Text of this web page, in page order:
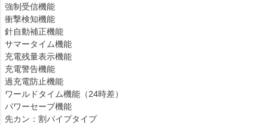
強制受信機能
衝撃検知機能
針自動補正機能
サマータイム機能
充電残量表示機能
充電警告機能
過充電防止機能
ワールドタイム機能（24時差）
パワーセーブ機能
先カン：割パイプタイプ